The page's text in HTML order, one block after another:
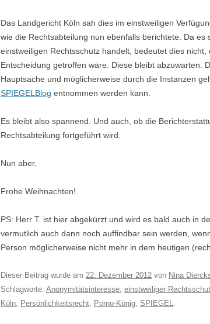
Das Landgericht Köln sah dies im einstweiligen
wie die Rechtsabteilung nun ebenfalls berichtete. Da
einstweiligen Rechtsschutz handelt, bedeutet dies
Entscheidung getroffen wäre. Diese bleibt abzuwarten.
Hauptsache und möglicherweise durch die Instanzen
SPIEGELBlog entnommen werden kann.
Es bleibt also spannend. Und auch, ob die
Rechtsabteilung fortgeführt wird.
Nun aber,
Frohe Weihnachten!
PS: Herr T. ist hier abgekürzt und wird es bald auch in
vermutlich auch dann noch auffindbar sein werden,
Person möglicherweise nicht mehr in dem heutigen
Dieser Beitrag wurde am 22. Dezember 2012 von Nina
Schlagworte: Anonymitätsinteresse, einstweiliger
Köln, Persönlichkeitsrecht, Porno-König, SPIEGEL.